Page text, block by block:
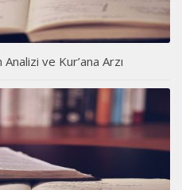
ve Kur’ana Arzı